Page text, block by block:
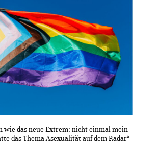
wie das neue Extrem: nicht einmal mein
das Thema Asexualität auf dem Radar“